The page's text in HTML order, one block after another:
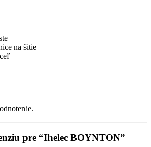
na šitie
pre “Ihelec BOYNTON”